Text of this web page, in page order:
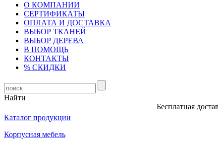
О КОМПАНИИ
СЕРТИФИКАТЫ
ОПЛАТА И ДОСТАВКА
ВЫБОР ТКАНЕЙ
ВЫБОР ДЕРЕВА
В ПОМОЩЬ
КОНТАКТЫ
% СКИДКИ
Найти
Бесплатная
Каталог продукции
Корпусная мебель